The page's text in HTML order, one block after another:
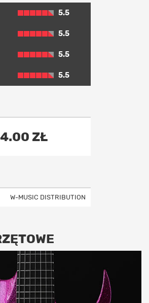
5.5
5.5
5.5
5.5
ZŁ
W-MUSIC DISTRIBUTION